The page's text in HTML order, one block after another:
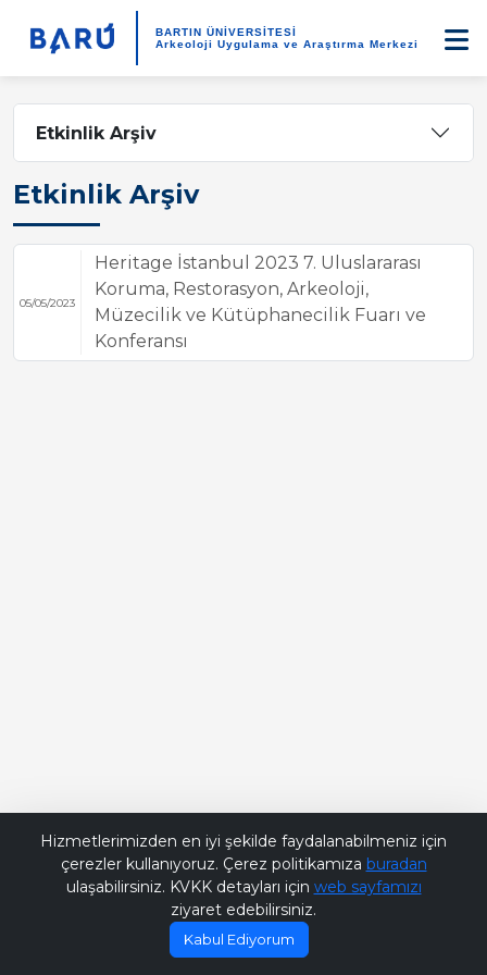
BARTIN ÜNİVERSİTESİ
Arkeoloji Uygulama ve Araştırma Merkezi
Etkinlik Arşiv
Etkinlik Arşiv
05/05/2023
Heritage İstanbul 2023 7. Uluslararası
Koruma, Restorasyon, Arkeoloji,
Müzecilik ve Kütüphanecilik Fuarı ve
Konferansı
Hizmetlerimizden en iyi şekilde faydalanabilmeniz için
çerezler kullanıyoruz. Çerez politikamıza buradan
ulaşabilirsiniz. KVKK detayları için web sayfamızı
ziyaret edebilirsiniz.
Kabul Ediyorum
Bana Soru Sor | Ask Me